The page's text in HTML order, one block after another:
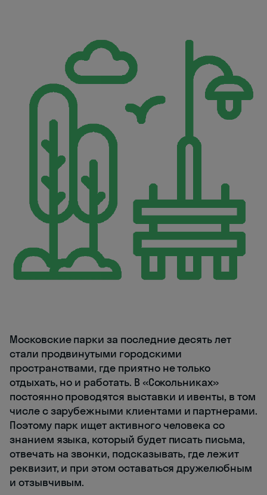
Московские парки за последние десять лет
стали продвинутыми городскими
пространствами, где приятно не только
отдыхать, но и работать. В «Сокольниках»
постоянно проводятся выставки и ивенты, в том
числе с зарубежными клиентами и партнерами.
Поэтому парк ищет активного человека со
знанием языка, который будет писать письма,
отвечать на звонки, подсказывать, где лежит
реквизит, и при этом оставаться дружелюбным
и отзывчивым.